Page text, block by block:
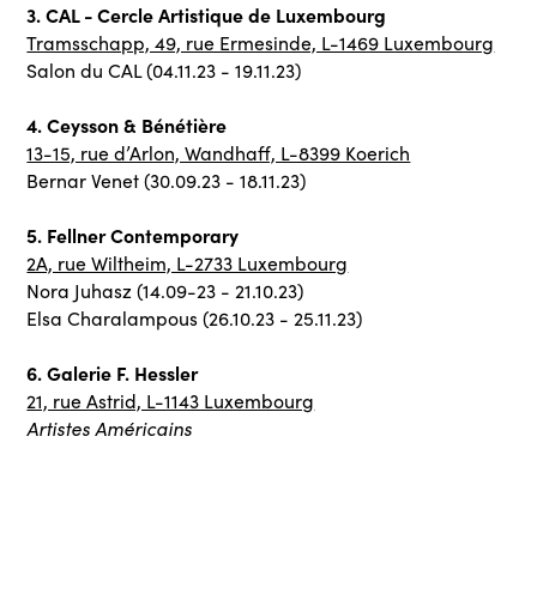
3. CAL - Cercle Artistique de Luxembourg
Tramsschapp, 49, rue Ermesinde, L-1469 Luxembourg
Salon du CAL (04.11.23 - 19.11.23)
4. Ceysson & Bénétière
13-15, rue d’Arlon, Wandhaff, L-8399 Koerich
Bernar Venet (30.09.23 - 18.11.23)
5. Fellner Contemporary
2A, rue Wiltheim, L-2733 Luxembourg
Nora Juhasz (14.09-23 - 21.10.23)
Elsa Charalampous (26.10.23 - 25.11.23)
6. Galerie F. Hessler
21, rue Astrid, L-1143 Luxembourg
Artistes Américains